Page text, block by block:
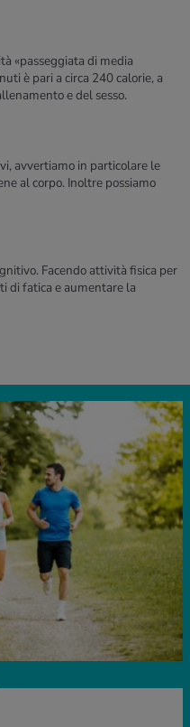
«passeggiata di media
è pari a circa 240 calorie, a
e del sesso.
avvertiamo in particolare le
al corpo. Inoltre possiamo
Facendo attività fisica per
di fatica e aumentare la